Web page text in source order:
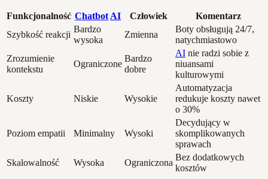
Funkcjonalność Chatbot AI Człowiek
Komentarz
Szybkość reakcji
Bardzo
wysoka
Zmienna
Boty obsługują 24/7,
natychmiastowo
Zrozumienie
kontekstu
Ograniczone
Bardzo
dobre
AI nie radzi sobie z
niuansami
kulturowymi
Koszty Niskie Wysokie
Automatyzacja
redukuje koszty nawet
o 30%
Poziom empatii Minimalny Wysoki
Decydujący w
skomplikowanych
sprawach
Skalowalność
Wysoka Ograniczona
Bez dodatkowych
kosztów